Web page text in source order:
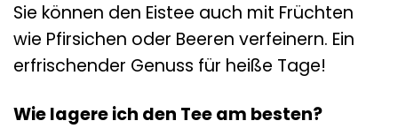
Sie können den Eistee auch mit Früchten
wie Pfirsichen oder Beeren verfeinern. Ein
erfrischender Genuss für heiße Tage!
Wie lagere ich den Tee am besten?